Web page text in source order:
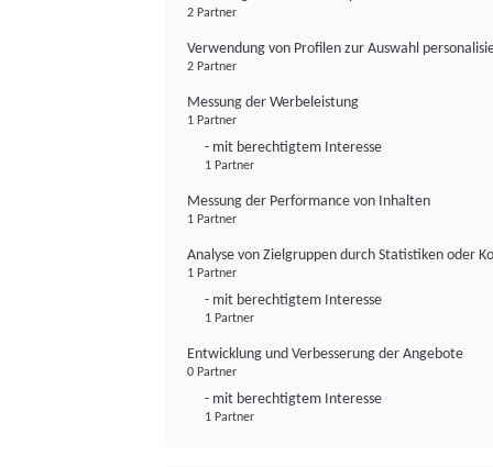
2 Partner
Verwendung von Profilen zur Auswahl
2 Partner
Messung der Werbeleistung
1 Partner
- mit berechtigtem Interesse
1 Partner
Messung der Performance von Inhalten
1 Partner
Analyse von Zielgruppen durch Statistiken oder
1 Partner
- mit berechtigtem Interesse
1 Partner
Entwicklung und Verbesserung der Angebote
0 Partner
- mit berechtigtem Interesse
1 Partner